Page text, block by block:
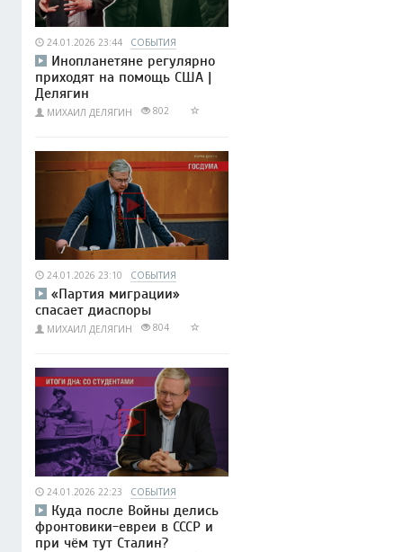
24.01.2026 23:44 СОБЫТИЯ
Инопланетяне регулярно
приходят на помощь США |
Делягин
МИХАИЛ ДЕЛЯГИН 802
24.01.2026 23:10 СОБЫТИЯ
«Партия миграции»
спасает диаспоры
МИХАИЛ ДЕЛЯГИН 804
24.01.2026 22:23 СОБЫТИЯ
Куда после Войны делись
фронтовики-евреи в СССР и
при чём тут Сталин?